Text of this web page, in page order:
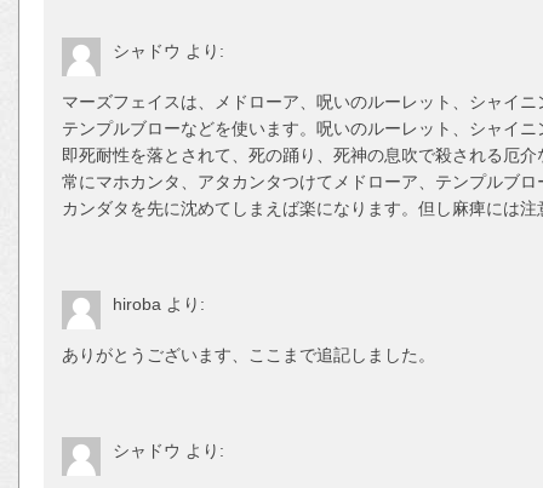
シャドウ より:
マーズフェイスは、メドローア、呪いのルーレット、シャイニ
テンプルブローなどを使います。呪いのルーレット、シャイニ
即死耐性を落とされて、死の踊り、死神の息吹で殺される厄介
常にマホカンタ、アタカンタつけてメドローア、テンプルブロ
カンダタを先に沈めてしまえば楽になります。但し麻痺には注
hiroba より:
ありがとうございます、ここまで追記しました。
シャドウ より: